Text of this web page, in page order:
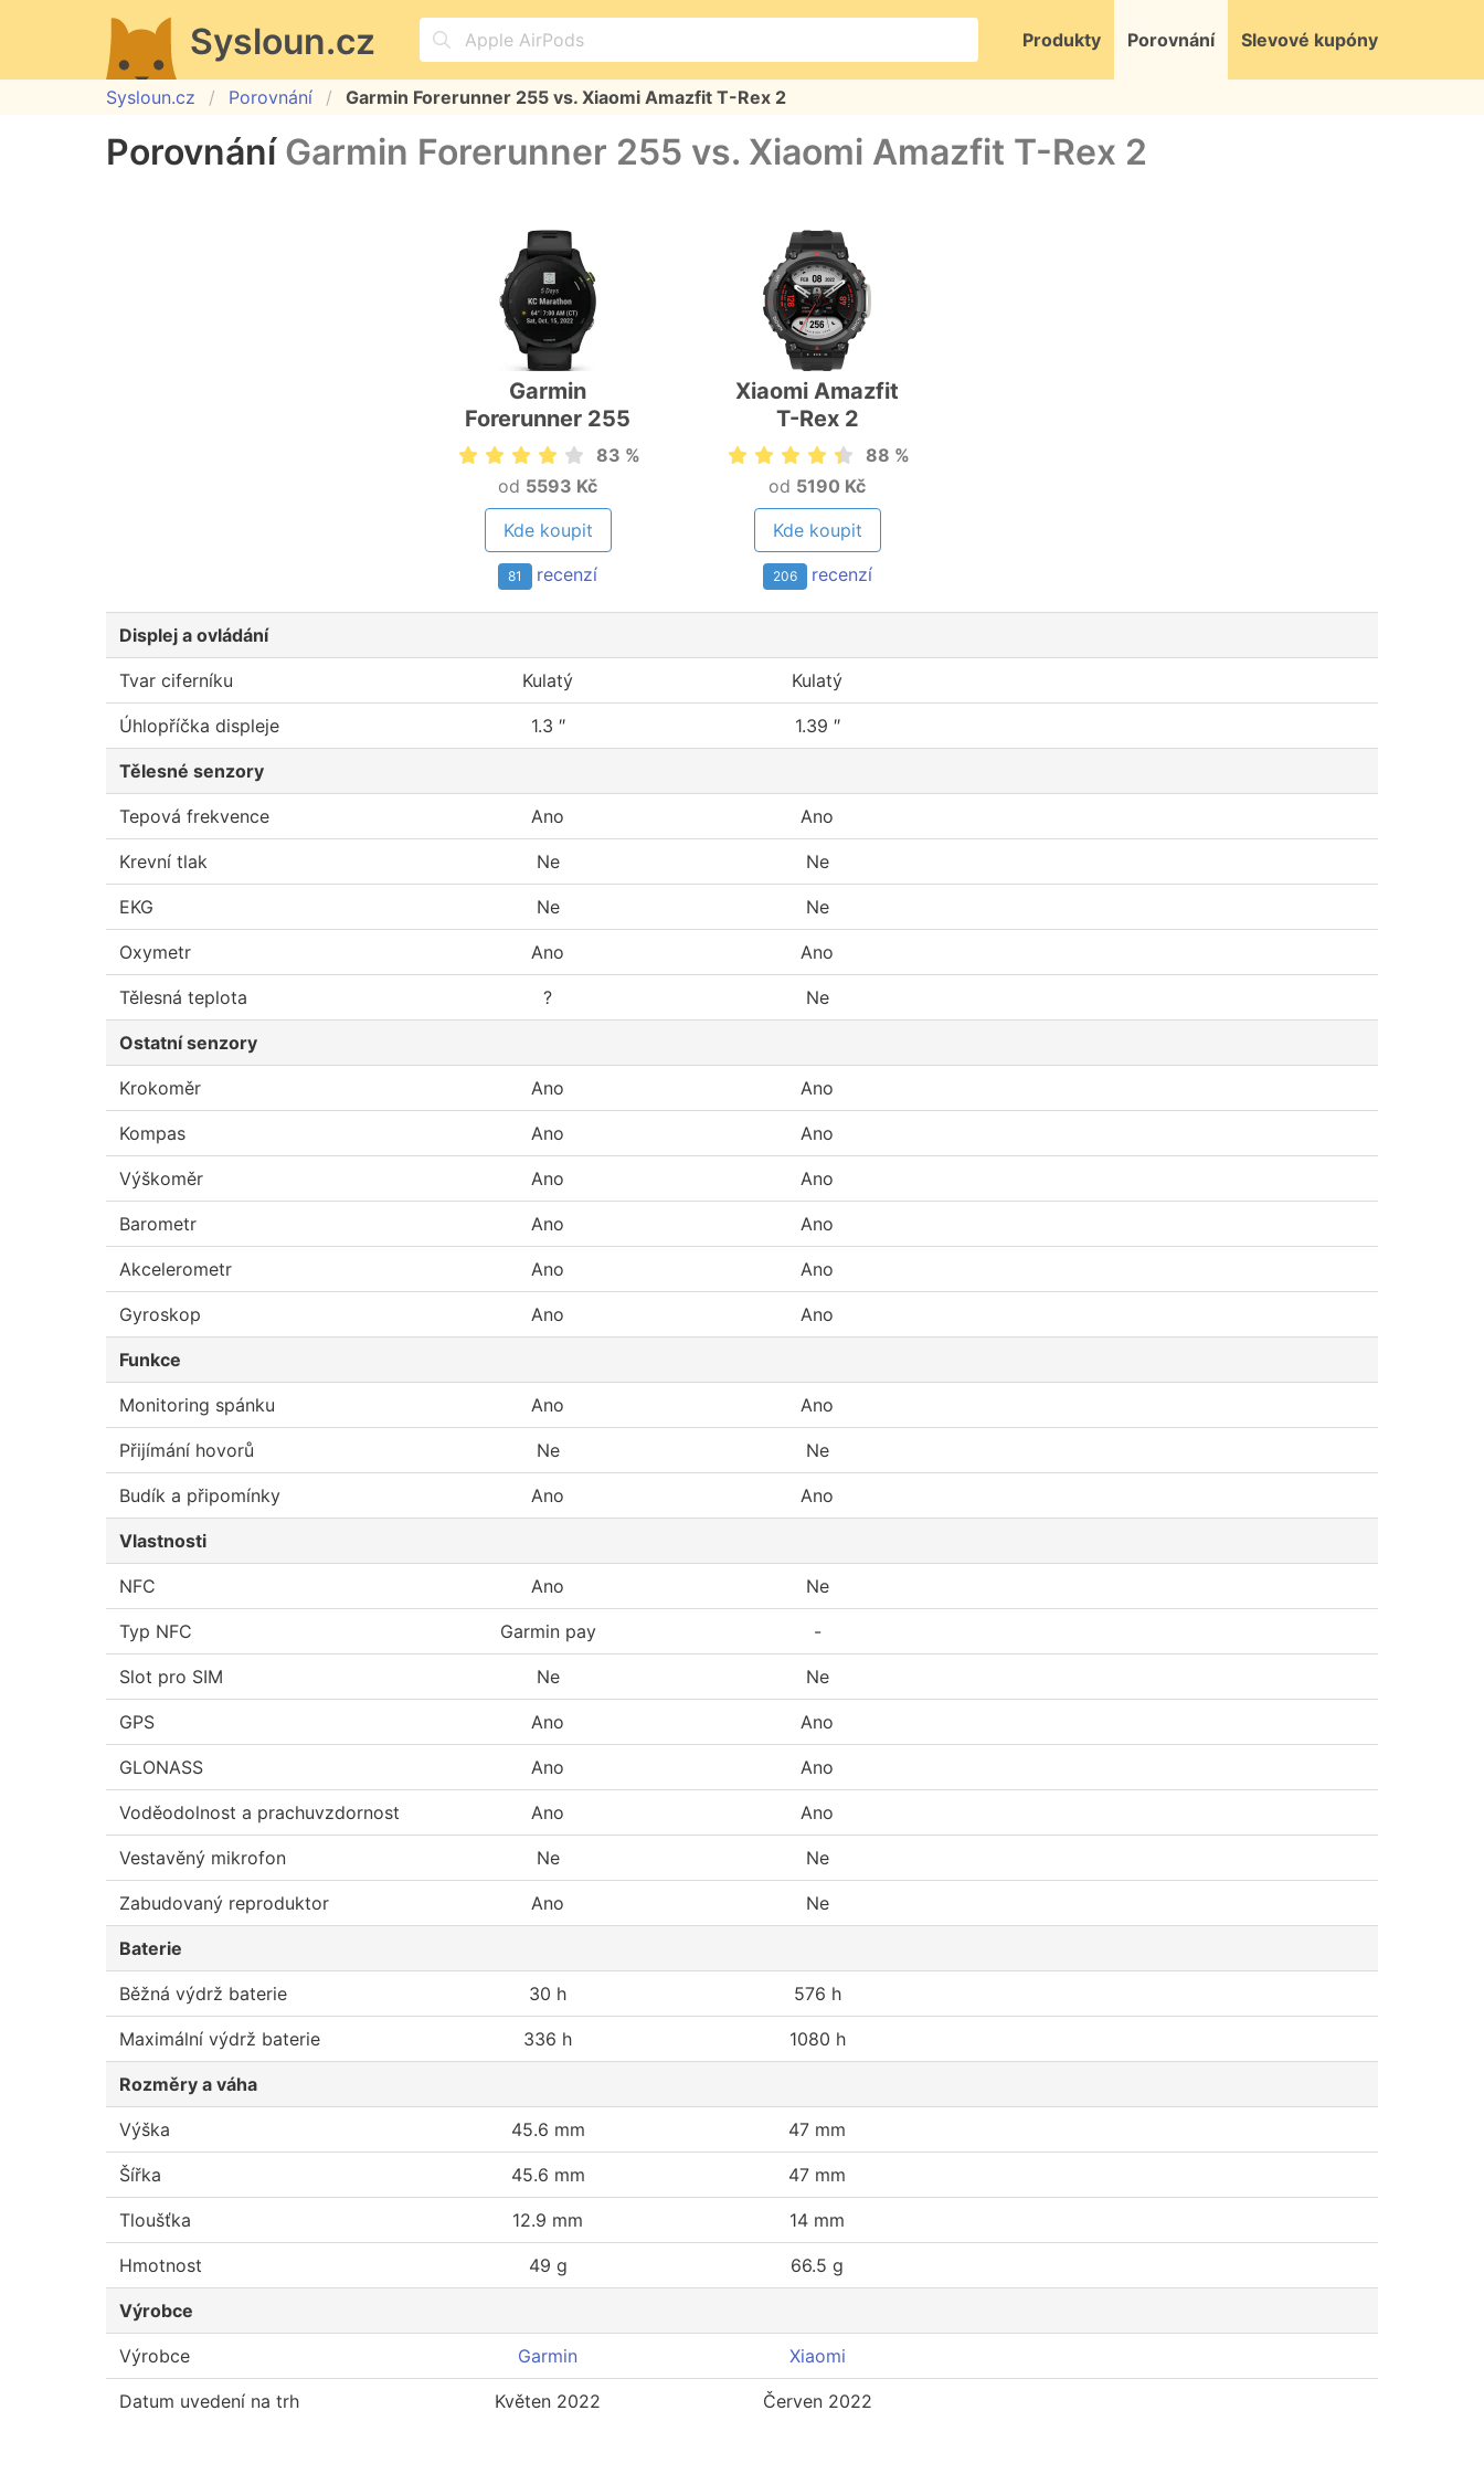
Sysloun.cz Produkty Porovnání Slevové kupóny
Sysloun.cz Porovnání Garmin Forerunner 255 vs. Xiaomi Amazfit T-Rex 2
Porovnání Garmin Forerunner 255 vs. Xiaomi Amazfit T-Rex 2
Garmin
Forerunner 255
83 %
od 5593 Kč
Kde koupit
81 recenzí
Xiaomi Amazfit
T-Rex 2
88 %
od 5190 Kč
Kde koupit
206 recenzí
Displej a ovládání
Tvar ciferníku Kulatý Kulatý
Úhlopříčka displeje 1.3 ″ 1.39 ″
Tělesné senzory
Tepová frekvence Ano Ano
Krevní tlak Ne Ne
EKG Ne Ne
Oxymetr Ano Ano
Tělesná teplota ? Ne
Ostatní senzory
Krokoměr Ano Ano
Kompas Ano Ano
Výškoměr Ano Ano
Barometr Ano Ano
Akcelerometr Ano Ano
Gyroskop Ano Ano
Funkce
Monitoring spánku Ano Ano
Přijímání hovorů Ne Ne
Budík a připomínky Ano Ano
Vlastnosti
NFC Ano Ne
Typ NFC Garmin pay -
Slot pro SIM Ne Ne
GPS Ano Ano
GLONASS Ano Ano
Voděodolnost a prachuvzdornost Ano Ano
Vestavěný mikrofon Ne Ne
Zabudovaný reproduktor Ano Ne
Baterie
Běžná výdrž baterie 30 h 576 h
Maximální výdrž baterie 336 h 1080 h
Rozměry a váha
Výška 45.6 mm 47 mm
Šířka 45.6 mm 47 mm
Tloušťka 12.9 mm 14 mm
Hmotnost 49 g 66.5 g
Výrobce
Výrobce Garmin Xiaomi
Datum uvedení na trh Květen 2022 Červen 2022